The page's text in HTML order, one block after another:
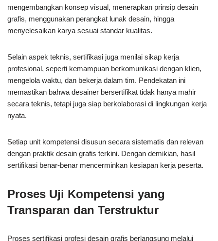
mengembangkan konsep visual, menerapkan prinsip desain
grafis, menggunakan perangkat lunak desain, hingga
menyelesaikan karya sesuai standar kualitas.
Selain aspek teknis, sertifikasi juga menilai sikap kerja
profesional, seperti kemampuan berkomunikasi dengan klien,
mengelola waktu, dan bekerja dalam tim. Pendekatan ini
memastikan bahwa desainer bersertifikat tidak hanya mahir
secara teknis, tetapi juga siap berkolaborasi di lingkungan kerja
nyata.
Setiap unit kompetensi disusun secara sistematis dan relevan
dengan praktik desain grafis terkini. Dengan demikian, hasil
sertifikasi benar-benar mencerminkan kesiapan kerja peserta.
Proses Uji Kompetensi yang
Transparan dan Terstruktur
Proses sertifikasi profesi desain grafis berlangsung melalui